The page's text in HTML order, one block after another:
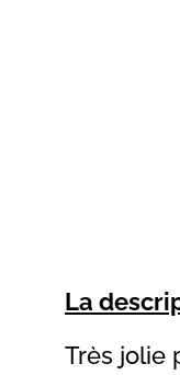
La
Très jolie